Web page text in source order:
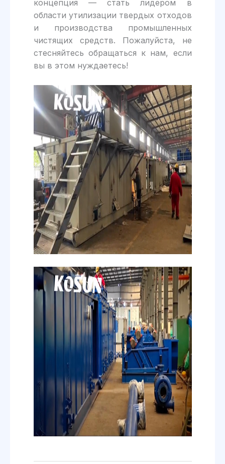
концепция — стать лидером в
области утилизации твердых отходов
и производства промышленных
чистящих средств. Пожалуйста, не
стесняйтесь обращаться к нам, если
вы в этом нуждаетесь!